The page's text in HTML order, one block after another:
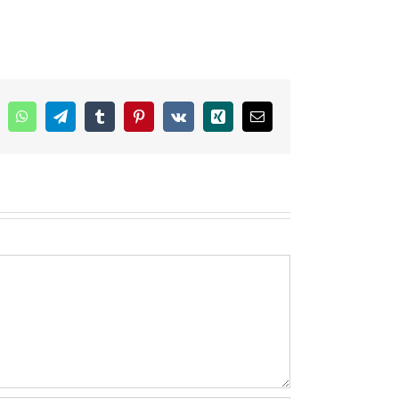
WhatsAppTelegramTumblr PinterestVk Xing
E-
mail